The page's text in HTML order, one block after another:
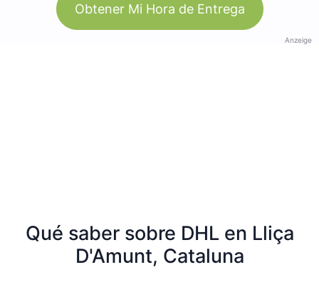
Obtener Mi Hora de Entrega
Anzeige
Qué saber sobre DHL en Lliça
D'Amunt, Cataluna